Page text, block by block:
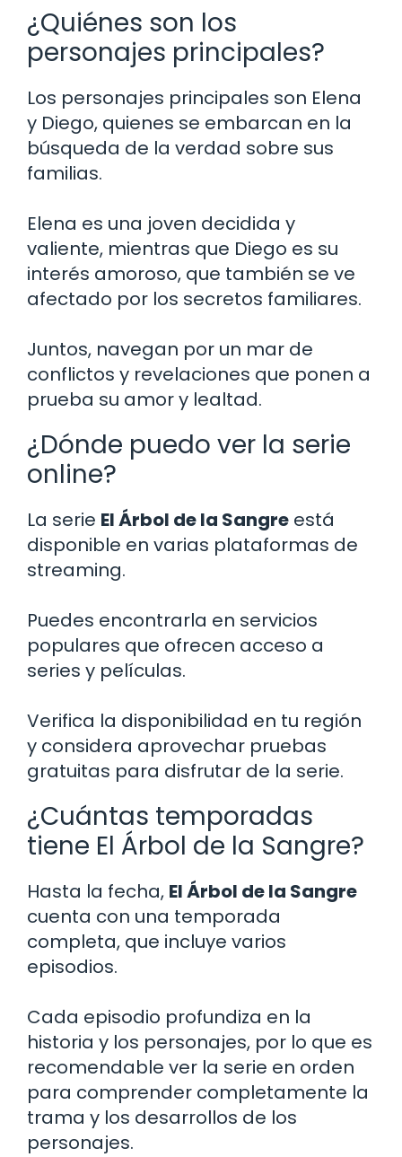
¿Quiénes son los
personajes principales?
Los personajes principales son Elena
y Diego, quienes se embarcan en la
búsqueda de la verdad sobre sus
familias.
Elena es una joven decidida y
valiente, mientras que Diego es su
interés amoroso, que también se ve
afectado por los secretos familiares.
Juntos, navegan por un mar de
conflictos y revelaciones que ponen a
prueba su amor y lealtad.
¿Dónde puedo ver la serie
online?
La serie El Árbol de la Sangre está
disponible en varias plataformas de
streaming.
Puedes encontrarla en servicios
populares que ofrecen acceso a
series y películas.
Verifica la disponibilidad en tu región
y considera aprovechar pruebas
gratuitas para disfrutar de la serie.
¿Cuántas temporadas
tiene El Árbol de la Sangre?
Hasta la fecha, El Árbol de la Sangre
cuenta con una temporada
completa, que incluye varios
episodios.
Cada episodio profundiza en la
historia y los personajes, por lo que es
recomendable ver la serie en orden
para comprender completamente la
trama y los desarrollos de los
personajes.